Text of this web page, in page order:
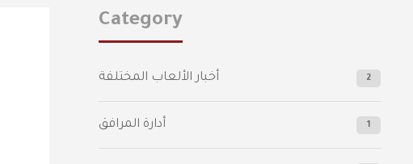
Category
أخبار الألعاب المختلفة 2
أدارة المرافق 1